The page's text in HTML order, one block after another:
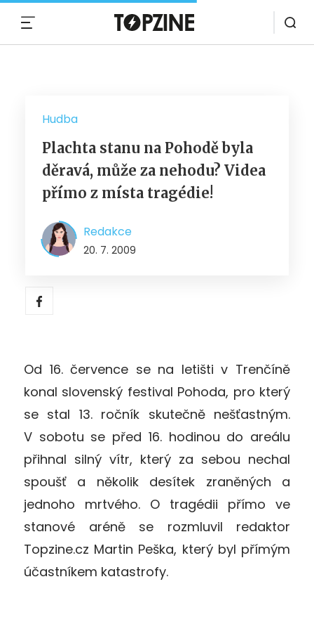
Hudba
Plachta stanu na Pohodě byla
děravá, může za nehodu? Videa
přímo z místa tragédie!
Redakce
20. 7. 2009
Od 16. července se na letišti v Trenčíně
konal slovenský festival Pohoda, pro který
se stal 13. ročník skutečně nešťastným.
V sobotu se před 16. hodinou do areálu
přihnal silný vítr, který za sebou nechal
spoušť a několik desítek zraněných a
jednoho mrtvého. O tragédii přímo ve
stanové aréně se rozmluvil redaktor
Topzine.cz Martin Peška, který byl přímým
účastníkem katastrofy.